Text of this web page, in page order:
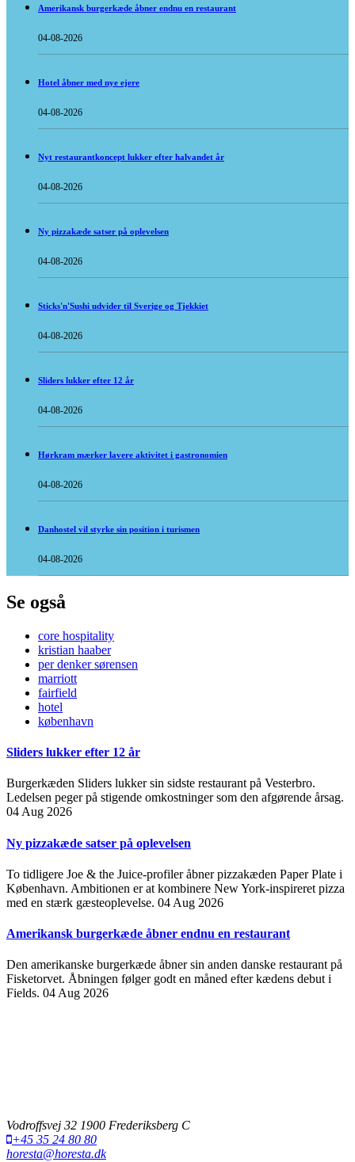
Amerikansk burgerkæde åbner endnu en restaurant
04-08-2026
Hotel åbner med nye ejere
04-08-2026
Nyt restaurantkoncept lukker efter halvandet år
04-08-2026
Ny pizzakæde satser på oplevelsen
04-08-2026
Sticks'n'Sushi udvider til Sverige og Tjekkiet
04-08-2026
Sliders lukker efter 12 år
04-08-2026
Hørkram mærker lavere aktivitet i gastronomien
04-08-2026
Danhostel vil styrke sin position i turismen
04-08-2026
Se også
core hospitality
kristian haaber
per denker sørensen
marriott
fairfield
hotel
københavn
Sliders lukker efter 12 år
Burgerkæden Sliders lukker sin sidste restaurant på Vesterbro.
Ledelsen peger på stigende omkostninger som den afgørende årsag.
04 Aug 2026
Ny pizzakæde satser på oplevelsen
To tidligere Joe & the Juice-profiler åbner pizzakæden Paper Plate i
København. Ambitionen er at kombinere New York-inspireret pizza
med en stærk gæsteoplevelse. 04 Aug 2026
Amerikansk burgerkæde åbner endnu en restaurant
Den amerikanske burgerkæde åbner sin anden danske restaurant på
Fisketorvet. Åbningen følger godt en måned efter kædens debut i
Fields. 04 Aug 2026
Vodroffsvej 32 1900 Frederiksberg C
+45 35 24 80 80
horesta@horesta.dk